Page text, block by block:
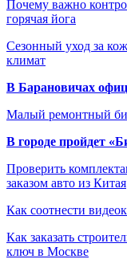
Почему важно
горячая йога
Сезонный уход за
климат
В Барановичах
Малый ремонтный
В городе пройдет
Проверить
заказом авто из Китая
Как соотнести
Как заказать
ключ в Москве